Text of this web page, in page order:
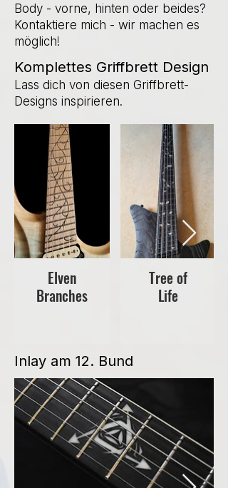
Body - vorne, hinten oder beides?
Kontaktiere mich - wir machen es
möglich!
Komplettes Griffbrett Design
Lass dich von diesen Griffbrett-
Designs inspirieren.
Elven
Branches
Tree of
Life
Inlay am 12. Bund